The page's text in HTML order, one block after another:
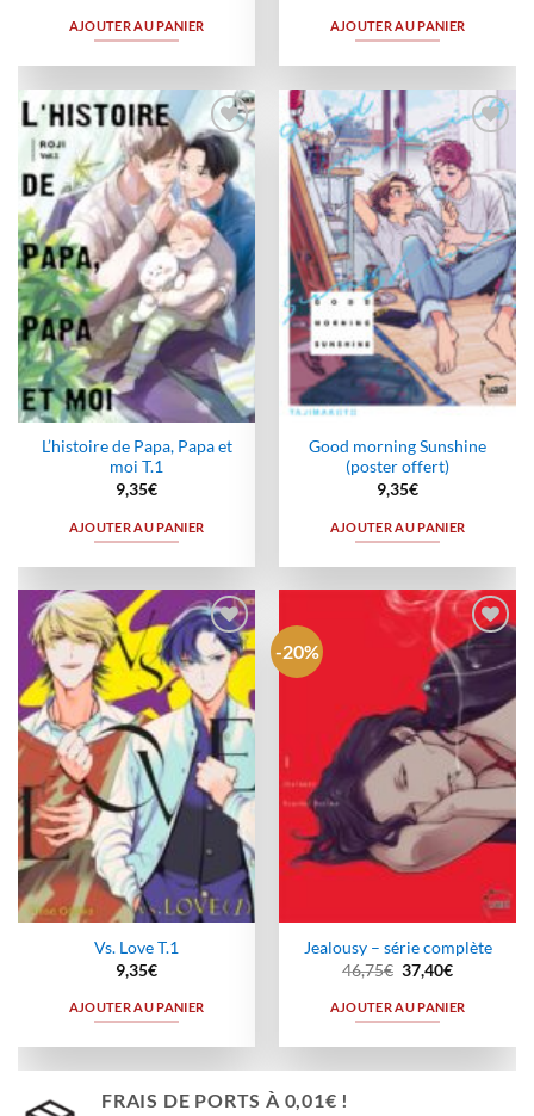
AJOUTER AU PANIER AJOUTER AU PANIER
Ajouter
à la
wishlist
L’histoire de Papa, Papa et
moi T.1
9,35€
AJOUTER AU PANIER
Ajouter
à la
wishlist
Good morning Sunshine
(poster offert)
9,35€
AJOUTER AU PANIER
Ajouter
à la
wishlist
Vs. Love T.1
9,35€
AJOUTER AU PANIER
-20%
Ajouter
à la
wishlist
Jealousy – série complète
46,75€ Le
prix
initial
était :
37,40€Le
actuel
est :
AJOUTER AU PANIER
FRAIS DE PORTS À 0,01€ !